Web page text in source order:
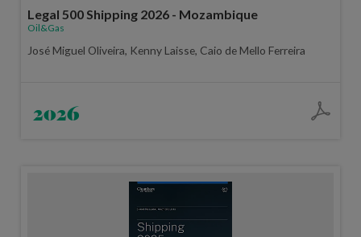
Legal 500 Shipping 2026 - Mozambique
Oil&Gas
José Miguel Oliveira, Kenny Laisse, Caio de Mello Ferreira
2026